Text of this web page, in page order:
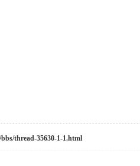
thread-35630-1-1.html